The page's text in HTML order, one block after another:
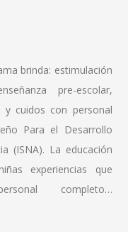
brinda: estimulación
pre-escolar,
y cuidos con personal
Para el Desarrollo
(ISNA). La educación
experiencias que
completo…